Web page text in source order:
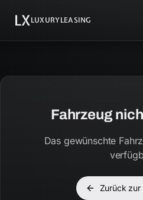
LXLUXURYLEASING
Fahrzeug
Das gewünschte
Zurück zur